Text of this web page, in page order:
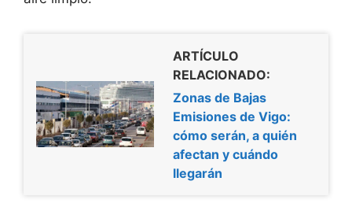
ARTÍCULO
RELACIONADO:
Zonas de Bajas
Emisiones de Vigo:
cómo serán, a quién
afectan y cuándo
llegarán